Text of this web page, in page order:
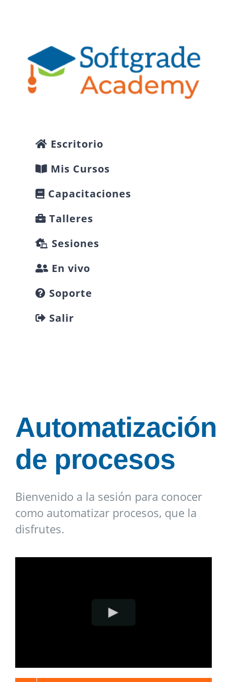
Automatización
de procesos
Bienvenido a la sesión para conocer
como automatizar procesos, que la
disfrutes.
Escritorio
Mis Cursos
Capacitaciones
Talleres
Sesiones
En vivo
Soporte
Salir